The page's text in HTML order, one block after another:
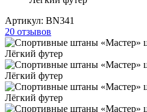
Артикул: BN341
20 отзывов